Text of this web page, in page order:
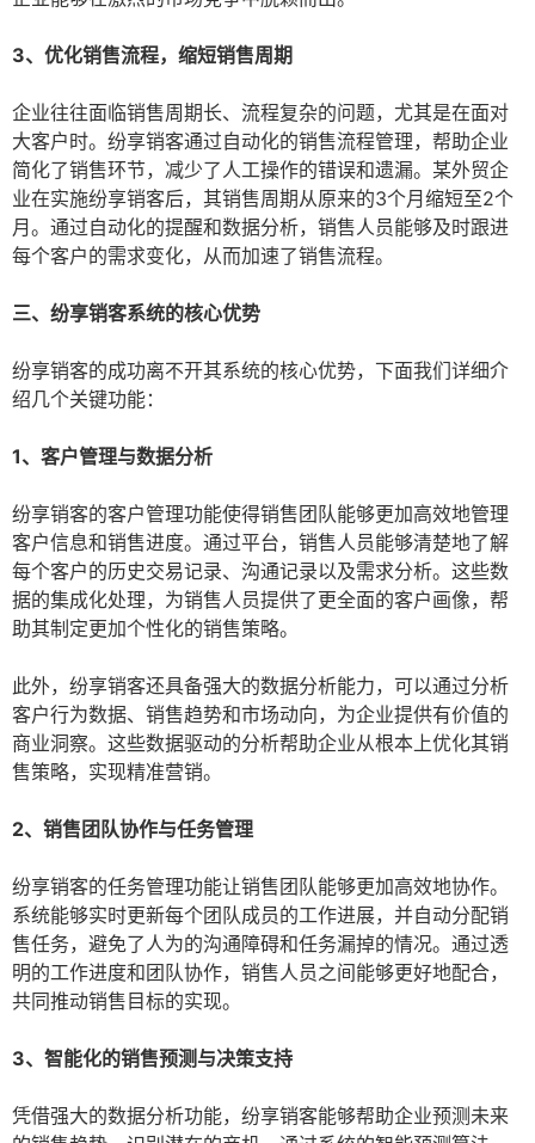
3、优化销售流程，缩短销售周期
企业往往面临销售周期长、流程复杂的问题，尤其是在面对
大客户时。纷享销客通过自动化的销售流程管理，帮助企业
简化了销售环节，减少了人工操作的错误和遗漏。某外贸企
业在实施纷享销客后，其销售周期从原来的3个月缩短至2个
月。通过自动化的提醒和数据分析，销售人员能够及时跟进
每个客户的需求变化，从而加速了销售流程。
三、纷享销客系统的核心优势
纷享销客的成功离不开其系统的核心优势，下面我们详细介
绍几个关键功能：
1、客户管理与数据分析
纷享销客的客户管理功能使得销售团队能够更加高效地管理
客户信息和销售进度。通过平台，销售人员能够清楚地了解
每个客户的历史交易记录、沟通记录以及需求分析。这些数
据的集成化处理，为销售人员提供了更全面的客户画像，帮
助其制定更加个性化的销售策略。
此外，纷享销客还具备强大的数据分析能力，可以通过分析
客户行为数据、销售趋势和市场动向，为企业提供有价值的
商业洞察。这些数据驱动的分析帮助企业从根本上优化其销
售策略，实现精准营销。
2、销售团队协作与任务管理
纷享销客的任务管理功能让销售团队能够更加高效地协作。
系统能够实时更新每个团队成员的工作进展，并自动分配销
售任务，避免了人为的沟通障碍和任务漏掉的情况。通过透
明的工作进度和团队协作，销售人员之间能够更好地配合，
共同推动销售目标的实现。
3、智能化的销售预测与决策支持
凭借强大的数据分析功能，纷享销客能够帮助企业预测未来